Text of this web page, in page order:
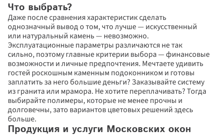
Что выбрать?
Даже после сравнения характеристик сделать
однозначный вывод о том, что лучше — искусственный
или натуральный камень — невозможно.
Эксплуатационные параметры различаются не так
сильно, поэтому главные критерии выбора — финансовые
возможности и личные предпочтения. Мечтаете удивить
гостей роскошным каменным подоконником и готовы
заплатить за него большие деньги? Заказывайте систему
из гранита или мрамора. Не хотите переплачивать? Тогда
выбирайте полимеры, которые не менее прочны и
долговечны, зато вариантов цветовых решений здесь
больше.
Продукция и услуги Московских окон